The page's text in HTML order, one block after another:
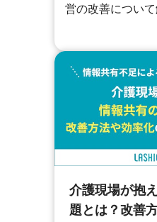
営の改善について
介護現場が抱
題とは？改善